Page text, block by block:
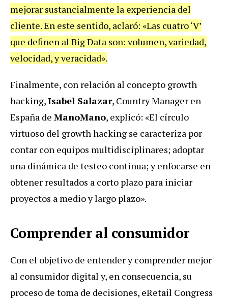
mejorar sustancialmente la experiencia del
cliente. En este sentido, aclaró: «Las cuatro ‘V’
que definen al Big Data son: volumen, variedad,
velocidad, y veracidad».
Finalmente, con relación al concepto growth
hacking,Isabel Salazar, Country Manager en
España de ManoMano, explicó: «El círculo
virtuoso del growth hacking se caracteriza por
contar con equipos multidisciplinares; adoptar
una dinámica de testeo continua; y enfocarse en
obtener resultados a corto plazo para iniciar
proyectos a medio y largo plazo».
Comprender al consumidor
Con el objetivo de entender y comprender mejor
al consumidor digital y, en consecuencia, su
proceso de toma de decisiones, eRetail Congress